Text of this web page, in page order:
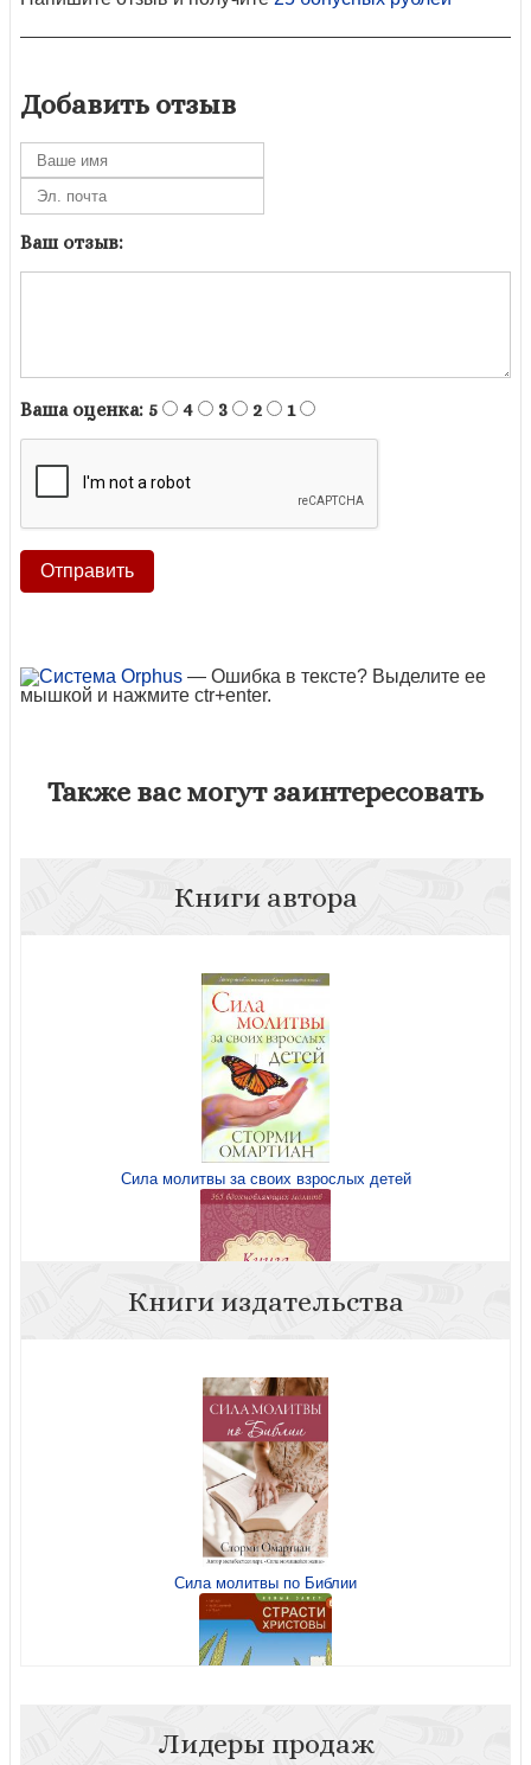
Добавить отзыв
Ваш отзыв:
Ваша оценка: 5 4 3 2 1
— Ошибка в тексте? Выделите ее
мышкой и нажмите ctr+enter.
Также вас могут заинтересовать
Книги автора
Сила молитвы за своих взрослых детей
Книга молитв
Сила родительской молитвы
Книги издательства
Сила молитвы по Библии
Лидеры продаж